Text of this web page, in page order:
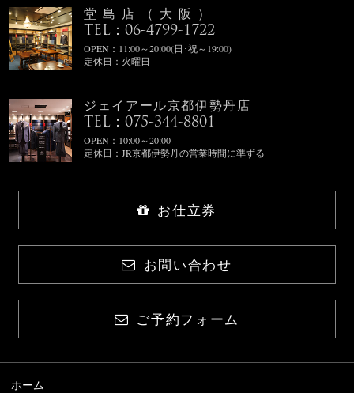
堂島店（大阪）
TEL：06-4799-1722
OPEN：11:00～20:00(日･祝～19:00)
定休日：火曜日
ジェイアール京都伊勢丹店
TEL：075-344-8801
OPEN：10:00～20:00
定休日：JR京都伊勢丹の営業時間に準ずる
お仕立券
お問い合わせ
ご予約フォーム
ホーム